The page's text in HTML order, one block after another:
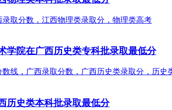
学院在广西历史类专科批录取最低分
历史类本科批录取最低分